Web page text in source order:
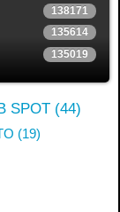
138171
135614
135019
SPOT (44)
(19)